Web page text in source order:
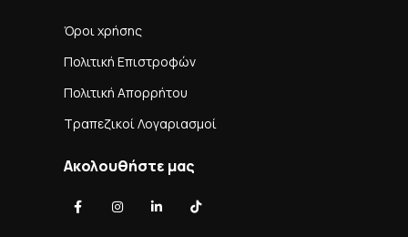
Όροι χρήσης
Πολιτική Επιστροφών
Πολιτική Απορρήτου
Τραπεζικοί Λογαριασμοί
Ακολουθήστε μας